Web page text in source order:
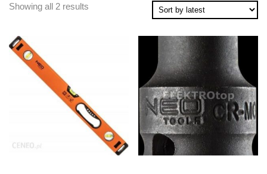
Showing all 2 results